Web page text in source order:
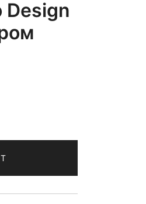
Design